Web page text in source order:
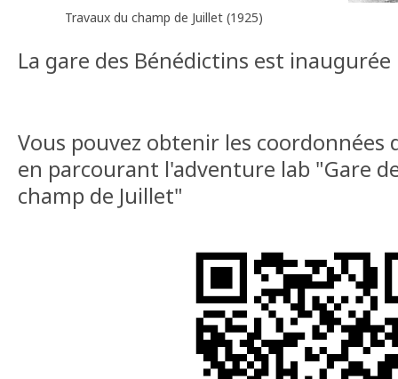
Travaux du champ de Juillet (1925)
La gare des Bénédictins est
Vous pouvez obtenir les coordonnées
en parcourant l'adventure lab "Gare
champ de Juillet"